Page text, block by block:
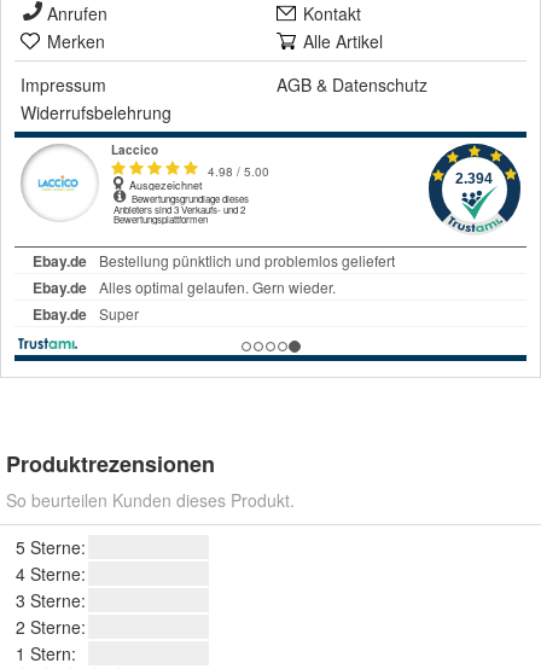
Anrufen
Kontakt
Merken
Alle Artikel
Impressum
AGB & Datenschutz
Widerrufsbelehrung
Produktrezensionen
So beurteilen Kunden dieses Produkt.
5 Sterne:
4 Sterne:
3 Sterne:
2 Sterne:
1 Stern: